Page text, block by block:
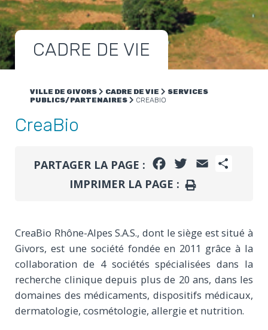
CADRE DE VIE
VILLE DE GIVORS CADRE DE VIE
SERVICES
PUBLICS/PARTENAIRES
CREABIO
CreaBio
PARTAGER LA PAGE : FACEBOOKTWITTER
EMAIL
IMPRIMER LA PAGE : IMPRIMER
CreaBio Rhône-Alpes S.A.S., dont le siège est situé à
Givors, est une société fondée en 2011 grâce à la
collaboration de 4 sociétés spécialisées dans la
recherche clinique depuis plus de 20 ans, dans les
domaines des médicaments, dispositifs médicaux,
dermatologie, cosmétologie, allergie et nutrition.